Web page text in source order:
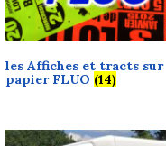
les Affiches et tracts sur
papier FLUO (14)